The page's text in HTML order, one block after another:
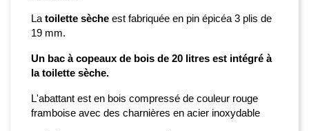
La toilette sèche est fabriquée en pin épicéa 3 plis de
19 mm.
Un bac à copeaux de bois de 20 litres est intégré à
la toilette sèche.
L'abattant est en bois compressé de couleur rouge
framboise avec des charnières en acier inoxydable